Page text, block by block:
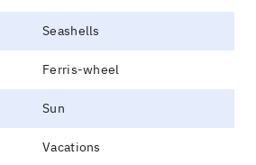
Seashells
Ferris-wheel
Sun
Vacations